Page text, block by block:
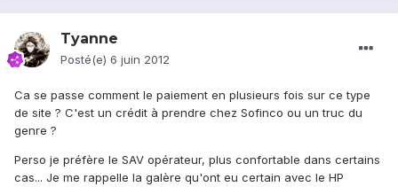
Tyanne
Posté(e) 6 juin 2012
Ca se passe comment le paiement en plusieurs fois sur ce type
de site ? C'est un crédit à prendre chez Sofinco ou un truc du
genre ?
Perso je préfère le SAV opérateur, plus confortable dans certains
cas... Je me rappelle la galère qu'ont eu certain avec le HP